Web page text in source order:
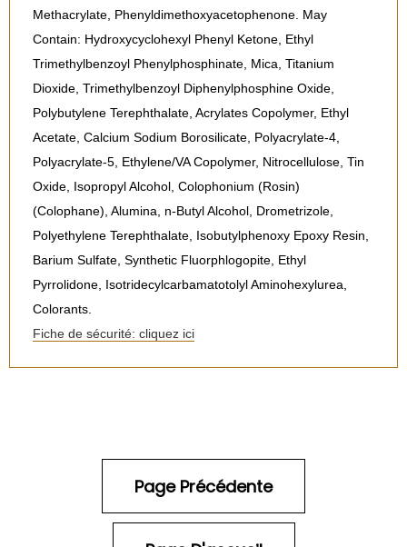
Methacrylate, Phenyldimethoxyacetophenone. May
Contain: Hydroxycyclohexyl Phenyl Ketone, Ethyl
Trimethylbenzoyl Phenylphosphinate, Mica, Titanium
Dioxide, Trimethylbenzoyl Diphenylphosphine Oxide,
Polybutylene Terephthalate, Acrylates Copolymer, Ethyl
Acetate, Calcium Sodium Borosilicate, Polyacrylate-4,
Polyacrylate-5, Ethylene/VA Copolymer, Nitrocellulose, Tin
Oxide, Isopropyl Alcohol, Colophonium (Rosin)
(Colophane), Alumina, n-Butyl Alcohol, Drometrizole,
Polyethylene Terephthalate, Isobutylphenoxy Epoxy Resin,
Barium Sulfate, Synthetic Fluorphlogopite, Ethyl
Pyrrolidone, Isotridecylcarbamatotolyl Aminohexylurea,
Colorants.
Fiche de sécurité: cliquez ici